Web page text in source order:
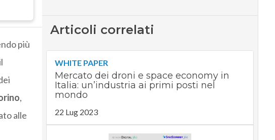
più
,
alle
Articoli correlati
WHITE PAPER
Mercato dei droni e space economy in
Italia: un’industria ai primi posti nel
mondo
22 Lug 2023